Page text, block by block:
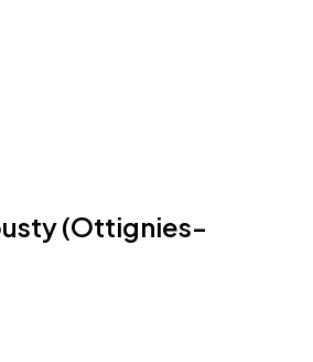
(Ottignies-